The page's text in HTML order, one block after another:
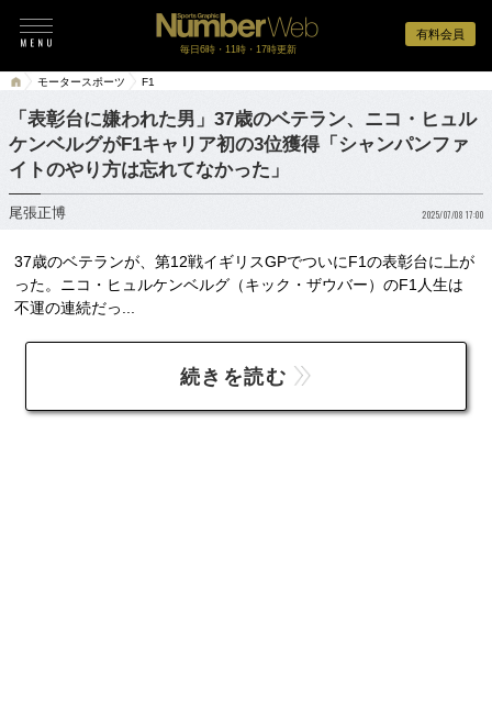
有料会員
毎日6時・11時・17時更新
モータースポーツ F1
「表彰台に嫌われた男」37歳のベテラン、ニコ・ヒュル
ケンベルグがF1キャリア初の3位獲得「シャンパンファ
イトのやり方は忘れてなかった」
尾張正博 2025/07/08 17:00
37歳のベテランが、第12戦イギリスGPでついにF1の表彰台に上が
った。ニコ・ヒュルケンベルグ（キック・ザウバー）のF1人生は
不運の連続だっ...
続きを読む